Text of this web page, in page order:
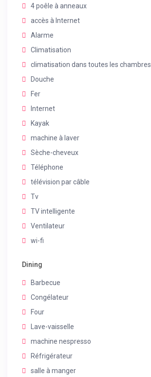
4 poêle à anneaux
accès à Internet
Alarme
Climatisation
climatisation dans toutes les chambres
Douche
Fer
Internet
Kayak
machine à laver
Sèche-cheveux
Téléphone
télévision par câble
Tv
TV intelligente
Ventilateur
wi-fi
Dining
Barbecue
Congélateur
Four
Lave-vaisselle
machine nespresso
Réfrigérateur
salle à manger